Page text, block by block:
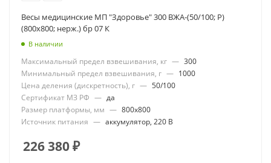
Весы медицинские МП "Здоровье" 300 ВЖА-(50/100; Р)
(800х800; нерж.) бр 07 К
В наличии
Максимальный предел взвешивания, кг — 300
Минимальный предел взвешивания, г — 1000
Цена деления (дискретность), г — 50/100
Сертификат МЗ РФ — да
Размер платформы, мм — 800x800
Источник питания — аккумулятор, 220 В
226 380₽